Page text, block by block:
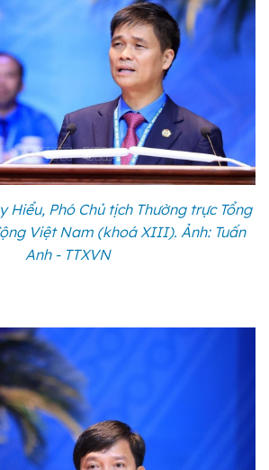
Hiểu, Phó Chủ tịch Thường trực Tổng
Việt Nam (khoá XIII). Ảnh: Tuấn
Anh - TTXVN